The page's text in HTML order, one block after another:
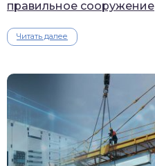
правильное сооружение
Читать далее